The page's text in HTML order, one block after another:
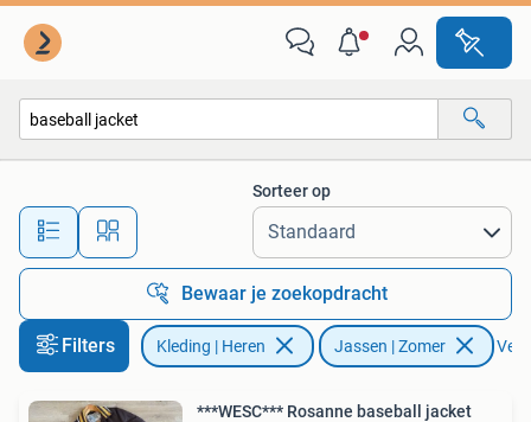
Alle afstanden…
Sorteer op
Bewaar je zoekopdracht
Filters Kleding | Heren Jassen | Zomer
***WESC*** Rosanne baseball jacket